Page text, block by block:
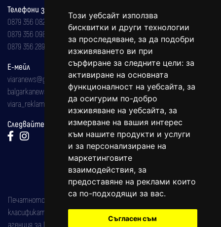
Този уебсайт използва
бисквитки и други технологии
за проследяване, за да подобри
изживяването ви при
сърфиране за следните цели: за
активиране на основната
функционалност на уебсайта, за
да осигурим по-добро
изживяване на уебсайта, за
измерване на вашия интерес
към нашите продукти и услуги
и за персонализиране на
маркетинговите
взаимодействия, за
предоставяне на реклами които
са по-подходящи за вас.
Съгласен съм
Телефони за реклама и абонаменти
0879 356 082
0879 356 098
0879 356 289
Е-мейл
viaranews@gmail.com
balgarkanews@gmail.com
viara_reklama@mail.bg
Следвайте ни:
Печатното издание на вестника е регистрирано в националния
класификатор на печатните издания (Българска национална
агенция за ISSN) под номер: ISSN 1312-4722.